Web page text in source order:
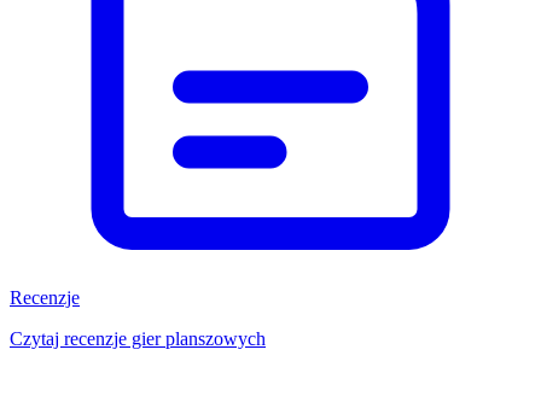
Recenzje
Czytaj recenzje gier planszowych